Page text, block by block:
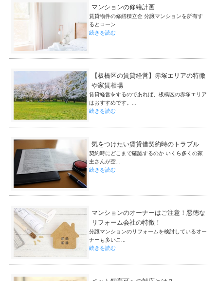
マンションの修繕計画
賃貸物件の修繕積立金 分譲マンションを所有す
るとローン...
続きを読む
【板橋区の賃貸経営】赤塚エリアの特徴
や家賃相場
賃貸経営をするのであれば、板橋区の赤塚エリア
はおすすめです。...
続きを読む
気をつけたい賃貸借契約時のトラブル
契約時にどこまで確認するのか いくら多くの家
主さんが空...
続きを読む
マンションのオーナーはご注意！悪徳な
リフォーム会社の特徴！
分譲マンションのリフォームを検討しているオー
ナーも多いこ...
続きを読む